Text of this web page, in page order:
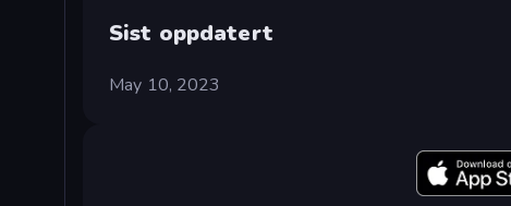
Sist oppdatert
May 10, 2023